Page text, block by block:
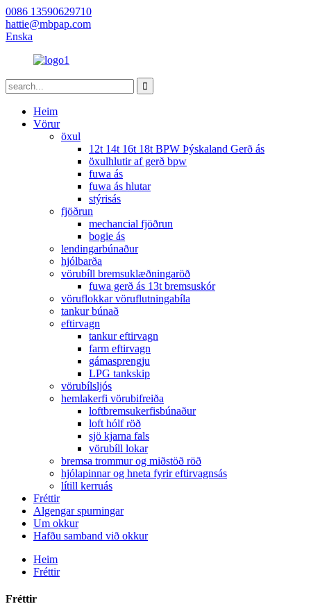
0086 13590629710
hattie@mbpap.com
Enska
Heim
Vörur
öxul
12t 14t 16t 18t BPW Þýskaland Gerð ás
öxulhlutir af gerð bpw
fuwa ás
fuwa ás hlutar
stýrisás
fjöðrun
mechancial fjöðrun
bogie ás
lendingarbúnaður
hjólbarða
vörubíll bremsuklæðningaröð
fuwa gerð ás 13t bremsuskór
vöruflokkar vöruflutningabíla
tankur búnað
eftirvagn
tankur eftirvagn
farm eftirvagn
gámasprengju
LPG tankskip
vörubílsljós
hemlakerfi vörubifreiða
loftbremsukerfisbúnaður
loft hólf röð
sjö kjarna fals
vörubíll lokar
bremsa trommur og miðstöð röð
hjólapinnar og hneta fyrir eftirvagnsás
lítill kerruás
Fréttir
Algengar spurningar
Um okkur
Hafðu samband við okkur
Heim
Fréttir
Fréttir